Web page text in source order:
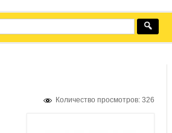
Количество просмотров: 326